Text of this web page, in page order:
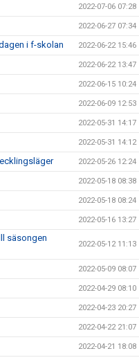
2022-07-06 07:28
2022-06-27 07:34
i f-skolan 2022-06-22 15:46
2022-06-22 13:47
2022-06-15 10:24
2022-06-09 12:53
2022-05-31 14:17
2022-05-31 14:12
2022-05-26 12:24
2022-05-18 08:38
2022-05-18 08:24
2022-05-16 13:27
säsongen
2022-05-12 11:13
2022-05-09 08:07
2022-04-29 08:10
2022-04-23 20:27
2022-04-22 21:07
2022-04-21 18:08